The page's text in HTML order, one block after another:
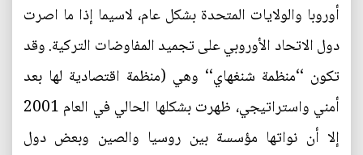
أوروبا والولايات المتحدة بشكل عام، لاسيما إذا ما اصرت
دول الاتحاد الأوروبي على تجميد المفاوضات التركية. وقد
تكون ‘‘منظمة شنغهاي‘‘ وهي (منظمة اقتصادية لها بعد
أمني واستراتيجي، ظهرت بشكلها الحالي في العام 2001
إلا أن نواتها مؤسسة بين روسيا والصين وبعض دول